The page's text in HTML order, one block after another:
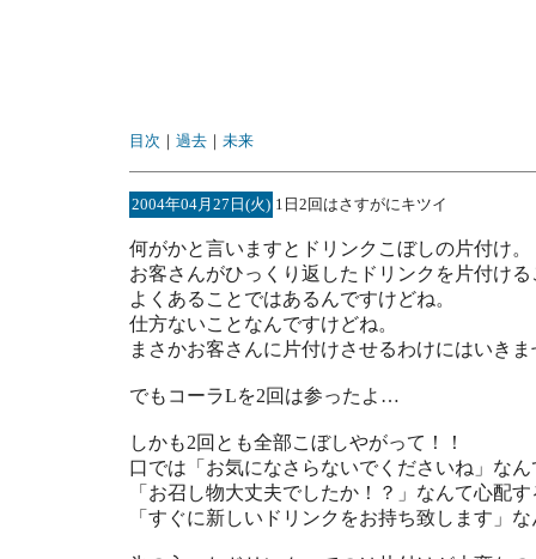
目次 ｜ 過去｜ 未来
2004年04月27日(火) 1日2回はさすがにキツイ
何がかと言いますとドリンクこぼしの片付け。
お客さんがひっくり返したドリンクを片付け
よくあることではあるんですけどね。
仕方ないことなんですけどね。
まさかお客さんに片付けさせるわけにはいき
でもコーラLを2回は参ったよ…
しかも2回とも全部こぼしやがって！！
口では「お気になさらないでくださいね」な
「お召し物大丈夫でしたか！？」なんて心配
「すぐに新しいドリンクをお持ち致します」